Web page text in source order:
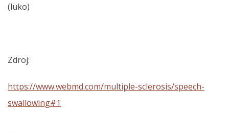
(luko)
Zdroj:
https://www.webmd.com/multiple-sclerosis/speech-
swallowing#1